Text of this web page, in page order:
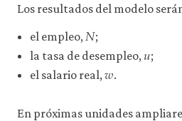
Los resultados del modelo
el empleo, 𝑁
N;
la tasa de desempleo, 𝑢;
el salario real, 𝑤.
En próximas unidades